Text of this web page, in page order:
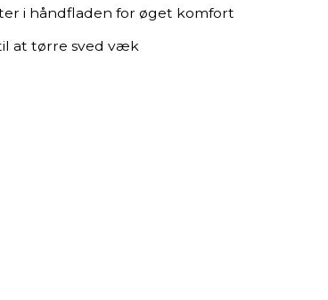
i håndfladen for øget komfort
at tørre sved væk